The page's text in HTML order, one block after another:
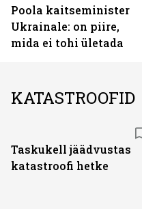
Poola kaitseminister
Ukrainale: on piire,
mida ei tohi ületada
KATASTROOFID
Taskukell jäädvustas
katastroofi hetke